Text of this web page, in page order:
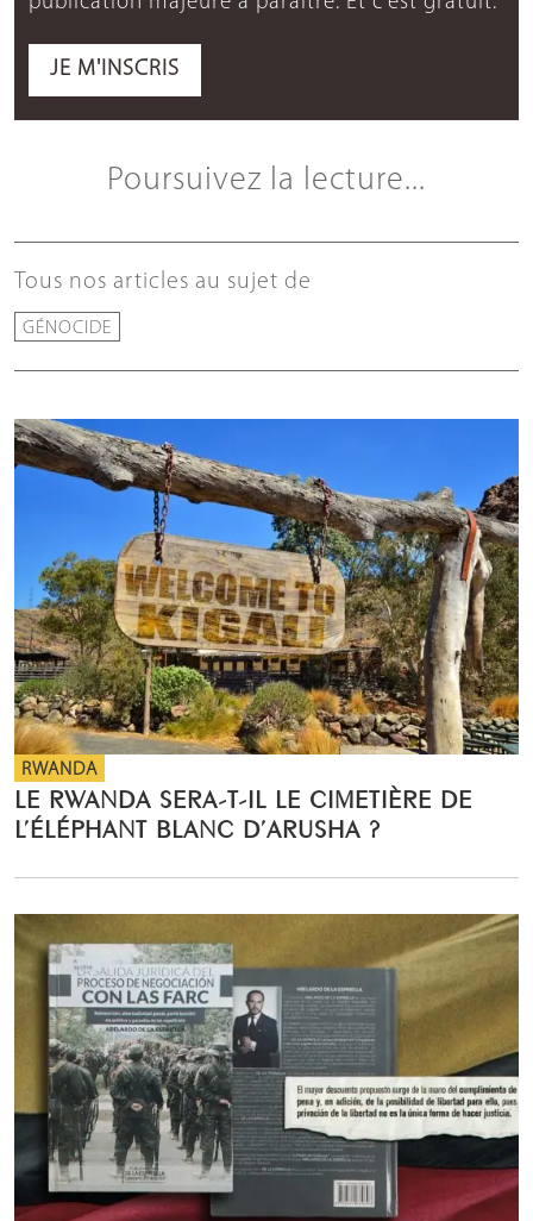
JE M'INSCRIS
Poursuivez la lecture...
Tous nos articles au sujet de
GÉNOCIDE
RWANDA
LE RWANDA SERA-T-IL LE CIMETIÈRE DE
L’ÉLÉPHANT BLANC D’ARUSHA ?